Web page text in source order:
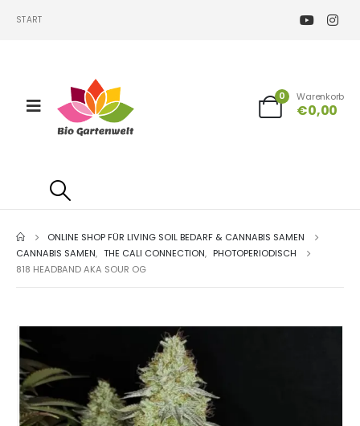
START
0 Warenkorb
€0,00
ONLINE SHOP FÜR LIVING SOIL BEDARF & CANNABIS SAMEN
CANNABIS SAMEN, THE CALI CONNECTION, PHOTOPERIODISCH
818 HEADBAND AKA SOUR OG